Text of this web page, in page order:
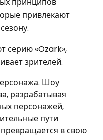
привлекают
серию «Ozark»,
зрителей.
Шоу
разрабатывая
персонажей,
пути
в свою